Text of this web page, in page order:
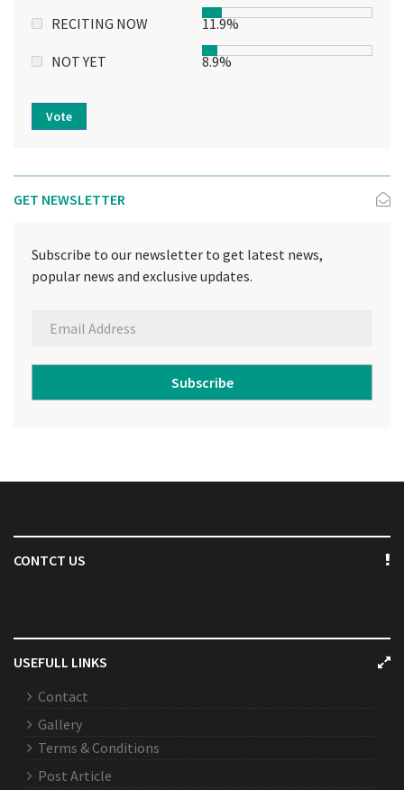
RECITING NOW 11.9%
NOT YET 8.9%
Vote
GET NEWSLETTER
Subscribe to our newsletter to get latest news,
popular news and exclusive updates.
Subscribe
CONTCT US
USEFULL LINKS
Contact
Gallery
Terms & Conditions
Post Article